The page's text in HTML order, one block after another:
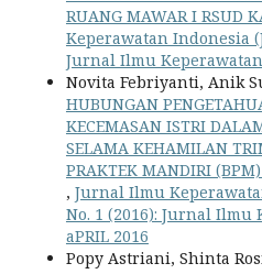
RUANG MAWAR I RSUD
Keperawatan Indonesia
Jurnal Ilmu Keperawatan
Novita Febriyanti, Anik
HUBUNGAN
KECEMASAN ISTRI
SELAMA KEHAMILAN
PRAKTEK MANDIRI
, Jurnal Ilmu
No. 1 (2016): Jurnal Ilmu
aPRIL 2016
Popy Astriani, Shinta